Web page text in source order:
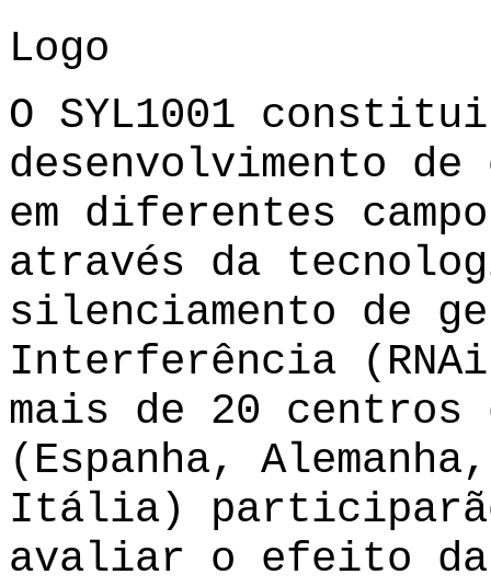
Logo
O SYL1001
desenvolvimento de
em diferentes
através da
silenciamento de
Interferência
mais de 20 centros
(Espanha,
Itália)
avaliar o efeito